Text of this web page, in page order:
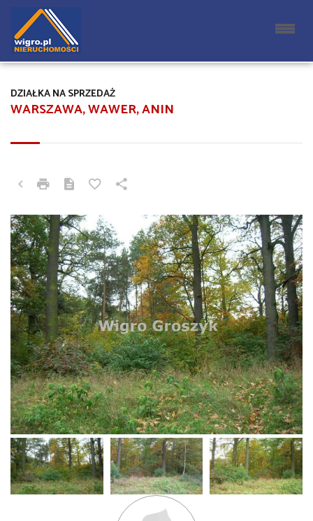
WARSZAWA, WAWER, ANIN
DZIAŁKA NA SPRZEDAŻ